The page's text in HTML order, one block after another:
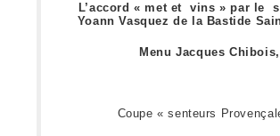
L’accord « met et vins » par le
Yoann Vasquez de la Bastide
Menu Jacques Chibois,
Coupe « senteurs